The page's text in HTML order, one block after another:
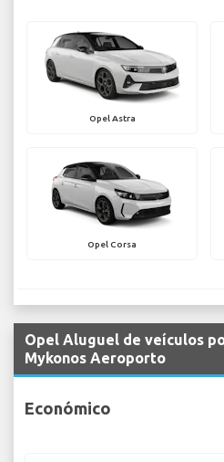
Opel Astra
Opel Corsa
Opel Aluguel de veículos
Mykonos Aeroporto
Económico